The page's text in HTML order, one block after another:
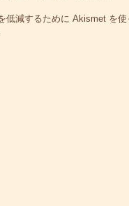
低減するために Akismet を使